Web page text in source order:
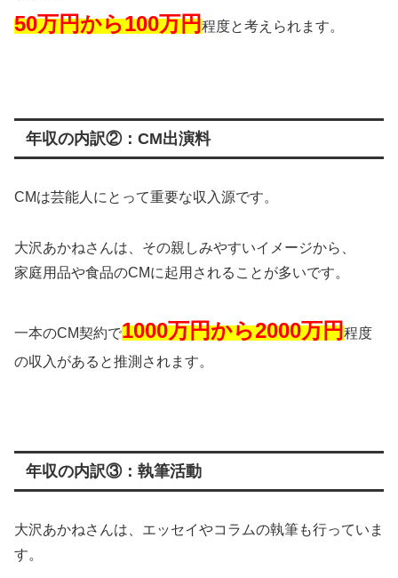
50万円から100万円程度と考えられます。
年収の内訳②：CM出演料
CMは芸能人にとって重要な収入源です。
大沢あかねさんは、その親しみやすいイメージから、
家庭用品や食品のCMに起用されることが多いです。
一本のCM契約で1000万円から2000万円程度
の収入があると推測されます。
年収の内訳③：執筆活動
大沢あかねさんは、エッセイやコラムの執筆も行っていま
す。